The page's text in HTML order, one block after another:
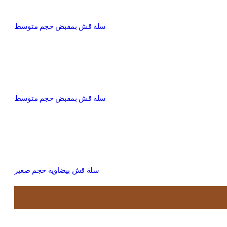
سلة قش بمقبض حجم متوسط
سلة قش بمقبض حجم متوسط
سلة قش بيضاوية حجم صغير